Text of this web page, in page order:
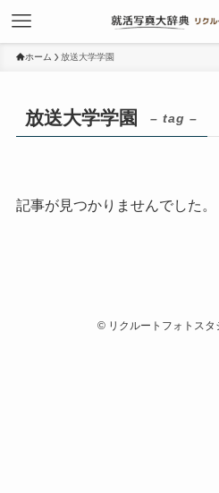
ホーム 放送大学学園
放送大学学園 – tag –
記事が見つかりませんでした。
©リクルートフォトスタ